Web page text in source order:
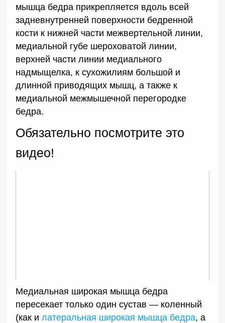
мышца бедра прикрепляется вдоль всей
задневнутренней поверхности бедренной
кости к нижней части межвертельной линии,
медиальной губе шероховатой линии,
верхней части линии медиального
надмыщелка, к сухожилиям большой и
длинной приводящих мышц, а также к
медиальной межмышечной перегородке
бедра.
Обязательно посмотрите это
видео!
Медиальная широкая мышца бедра
пересекает только один сустав — коленный
(как и латеральная широкая мышца бедра, а